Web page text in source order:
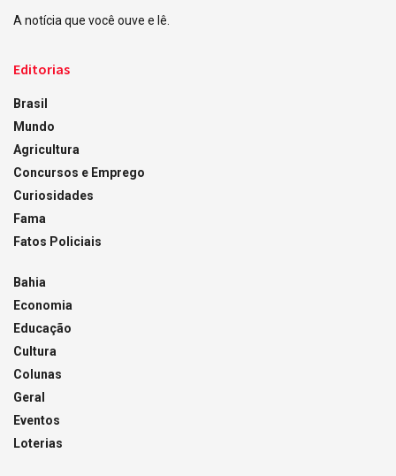
A notícia que você ouve e lê.
Editorias
Brasil
Mundo
Agricultura
Concursos e Emprego
Curiosidades
Fama
Fatos Policiais
Bahia
Economia
Educação
Cultura
Colunas
Geral
Eventos
Loterias